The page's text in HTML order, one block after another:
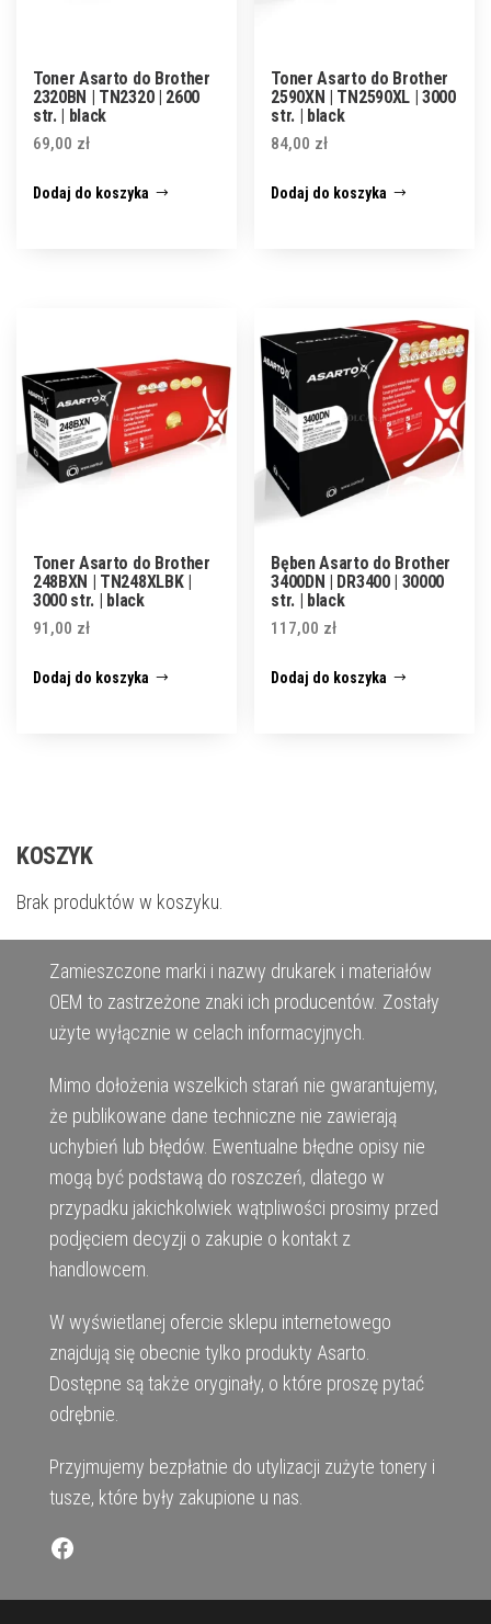
Toner Asarto do Brother
2320BN | TN2320 | 2600
str. | black
69,00 zł
Dodaj do koszyka
Toner Asarto do Brother
2590XN | TN2590XL | 3000
str. | black
84,00 zł
Dodaj do koszyka
Toner Asarto do Brother
248BXN | TN248XLBK |
3000 str. | black
91,00 zł
Dodaj do koszyka
Bęben Asarto do Brother
3400DN | DR3400 | 30000
str. | black
117,00 zł
Dodaj do koszyka
KOSZYK
Brak produktów w koszyku.
Zamieszczone marki i nazwy drukarek i materiałów
OEM to zastrzeżone znaki ich producentów. Zostały
użyte wyłącznie w celach informacyjnych.
Mimo dołożenia wszelkich starań nie gwarantujemy,
że publikowane dane techniczne nie zawierają
uchybień lub błędów. Ewentualne błędne opisy nie
mogą być podstawą do roszczeń, dlatego w
przypadku jakichkolwiek wątpliwości prosimy przed
podjęciem decyzji o zakupie o kontakt z
handlowcem.
W wyświetlanej ofercie sklepu internetowego
znajdują się obecnie tylko produkty Asarto.
Dostępne są także oryginały, o które proszę pytać
odrębnie.
Przyjmujemy bezpłatnie do utylizacji zużyte tonery i
tusze, które były zakupione u nas.
Facebook